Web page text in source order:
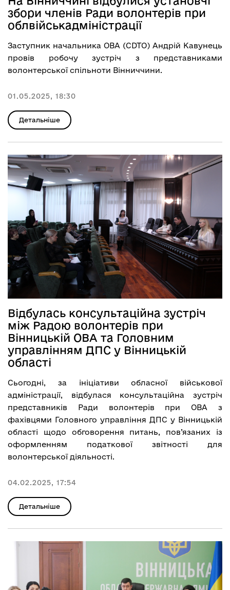
збори членів Ради волонтерів при
облвійськадміністрації
Заступник начальника ОВА (CDTO) Андрій Кавунець
провів робочу зустріч з представниками
волонтерської спільноти Вінниччини.
01.05.2025, 18:30
Детальніше
Відбулась консультаційна зустріч
між Радою волонтерів при
Вінницькій ОВА та Головним
управлінням ДПС у Вінницькій
області
Сьогодні, за ініціативи обласної військової
адміністрації, відбулася консультаційна зустріч
представників Ради волонтерів при ОВА з
фахівцями Головного управління ДПС у Вінницькій
області щодо обговорення питань, пов’язаних із
оформленням податкової звітності для
волонтерської діяльності.
04.02.2025, 17:54
Детальніше